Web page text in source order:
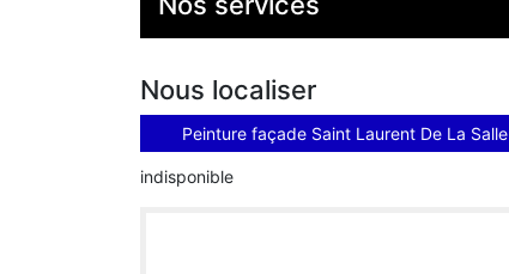
Nous localiser
Peinture façade Saint Laurent De La Salle
indisponible